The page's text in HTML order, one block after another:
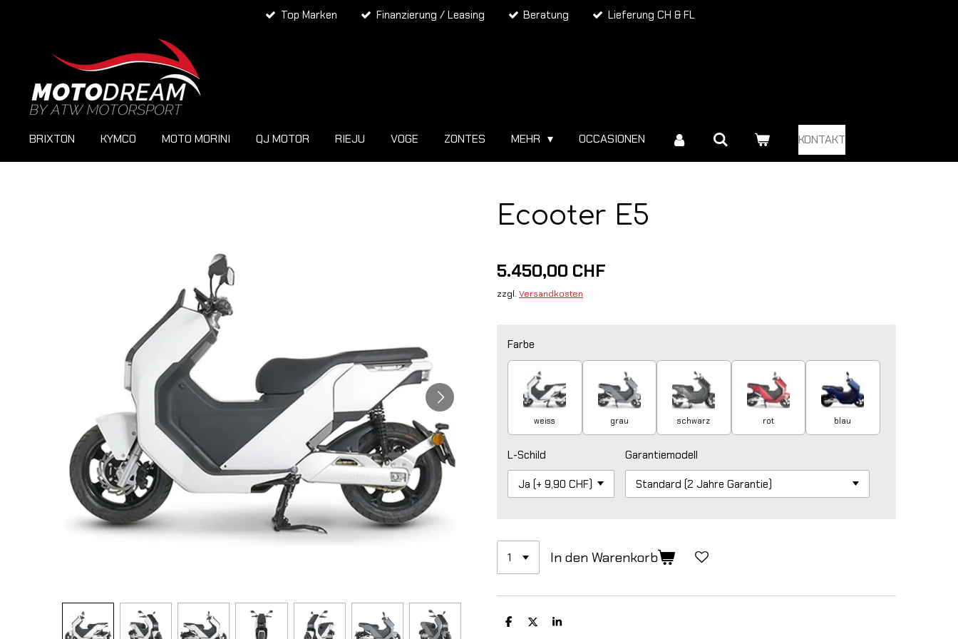
Top Marken Finanzierung / Leasing Beratung Lieferung CH & FL
BRIXTON KYMCO MOTO MORINI QJ MOTOR RIEJU VOGE ZONTES MEHR OCCASIONEN KONTAKT
Ecooter E5
5.450,00 CHF
zzgl. Versandkosten
Farbe
weiss grau schwarz rot blau
L-Schild Garantiemodell
In den Warenkorb
T
T
T